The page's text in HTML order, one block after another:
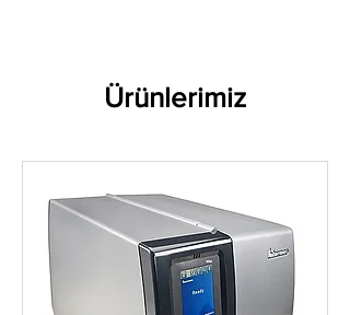
Ürünlerimiz